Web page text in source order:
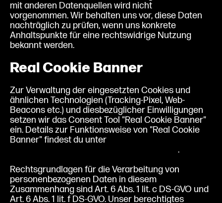
mit anderen Datenquellen wird nicht
vorgenommen. Wir behalten uns vor, diese Daten
nachträglich zu prüfen, wenn uns konkrete
Anhaltspunkte für eine rechtswidrige Nutzung
bekannt werden.
Real Cookie Banner
Zur Verwaltung der eingesetzten Cookies und
ähnlichen Technologien (Tracking-Pixel, Web-
Beacons etc.) und diesbezüglicher Einwilligungen
setzen wir das Consent Tool "Real Cookie Banner"
ein. Details zur Funktionsweise von "Real Cookie
Banner" findest du unter
.
Rechtsgrundlagen für die Verarbeitung von
personenbezogenen Daten in diesem
Zusammenhang sind Art. 6 Abs. 1 lit. c DS-GVO und
Art. 6 Abs. 1 lit. f DS-GVO. Unser berechtigtes